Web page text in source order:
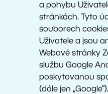
a pohybu
stránkách. Tyto
souborech
Uživatele a jsou
Webové stránky
službu Google
poskytovanou
(dále jen